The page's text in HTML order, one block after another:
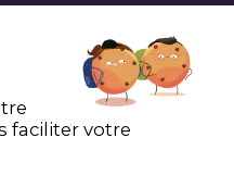
faciliter votre